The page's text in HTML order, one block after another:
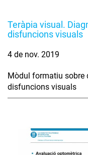
Teràpia visual.
disfuncions visuals
4 de nov. 2019
Mòdul formatiu sobre
disfuncions visuals